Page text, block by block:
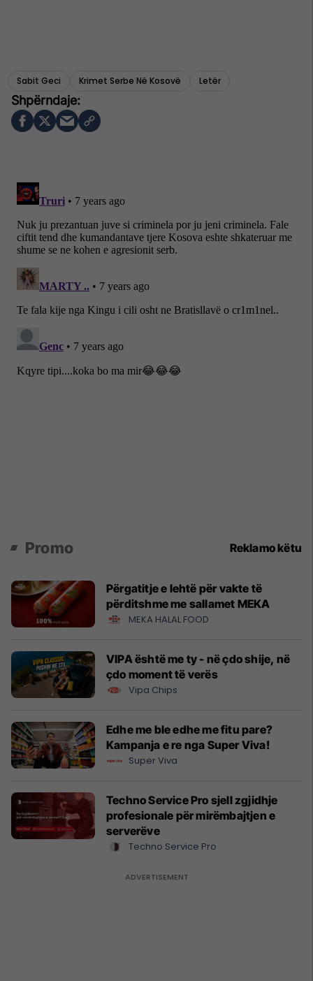
Sabit Geci Krimet Serbe Në Kosovë Letër
Promo Reklamo këtu
Përgatitje e lehtë për vakte të
përditshme me sallamet MEKA
MEKA HALAL FOOD
VIPA është me ty - në çdo shije, në
çdo moment të verës
Vipa Chips
Edhe me ble edhe me fitu pare?
Kampanja e re nga Super Viva!
Super Viva
Techno Service Pro sjell zgjidhje
profesionale për mirëmbajtjen e
serverëve
Techno Service Pro